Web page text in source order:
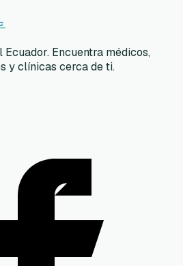
Encuentra médicos,
y clínicas cerca de ti.